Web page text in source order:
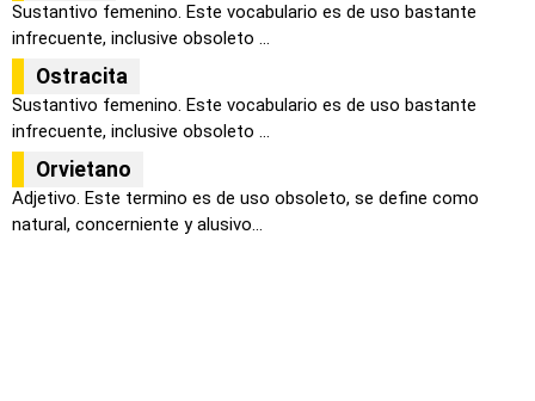
Sustantivo femenino. Este vocabulario es de uso bastante
infrecuente, inclusive obsoleto ...
Ostracita
Sustantivo femenino. Este vocabulario es de uso bastante
infrecuente, inclusive obsoleto ...
Orvietano
Adjetivo. Este termino es de uso obsoleto, se define como
natural, concerniente y alusivo...